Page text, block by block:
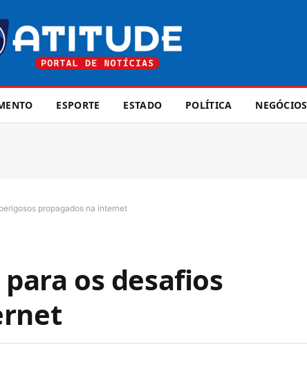
ESPORTE ESTADO POLÍTICA NEGÓCIOS
propagados na internet
os desafios